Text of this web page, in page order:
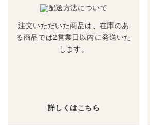
注文いただいた商品は、在庫のあ
る商品では2営業日以内に発送いた
します。
詳しくはこちら